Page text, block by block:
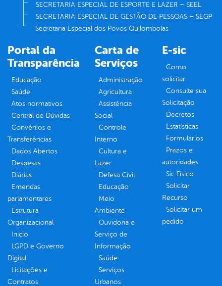
SECRETARIA ESPECIAL DE ESPORTE E LAZER – SEEL
SECRETARIA ESPECIAL DE GESTÃO DE PESSOAS – SEGP
Secretaria Especial dos Povos Quilombolas
Portal da
Transparência
Educação
Saúde
Atos normativos
Central de Dúvidas
Convênios e
Transferências
Dados Abertos
Despesas
Diárias
Emendas
parlamentares
Estrutura
Organizacional
Inicio
LGPD e Governo
Digital
Licitações e
Contratos
Carta de
Serviços
Administração
Agricultura
Assistência
Social
Controle
Interno
Cultura e
Lazer
Defesa Civil
Educação
Meio
Ambiente
Ouvidoria e
Serviço de
Informação
Saúde
Serviços
Urbanos
E-sic
Como
solicitar
Consulte sua
Solicitação
Decretos
Estatísticas
Formulários
Prazos e
autoridades
Sic Físico
Solicitar
Recurso
Solicitar um
pedido